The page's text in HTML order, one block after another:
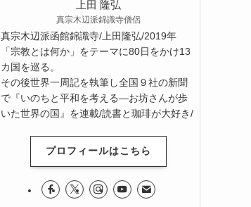
上田 隆弘
真宗木辺派錦識寺僧侶
真宗木辺派函館錦識寺/上田隆弘/2019年
「宗教とは何か」をテーマに80日をかけ13
カ国を巡る。
その後世界一周記を執筆し全国９社の新聞
で『いのちと平和を考える―お坊さんが歩
いた世界の国』を連載/読書と珈琲が大好き/
プロフィールはこちら